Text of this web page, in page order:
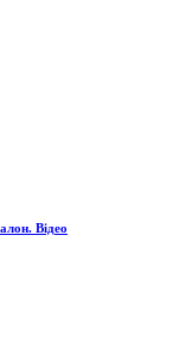
Відео